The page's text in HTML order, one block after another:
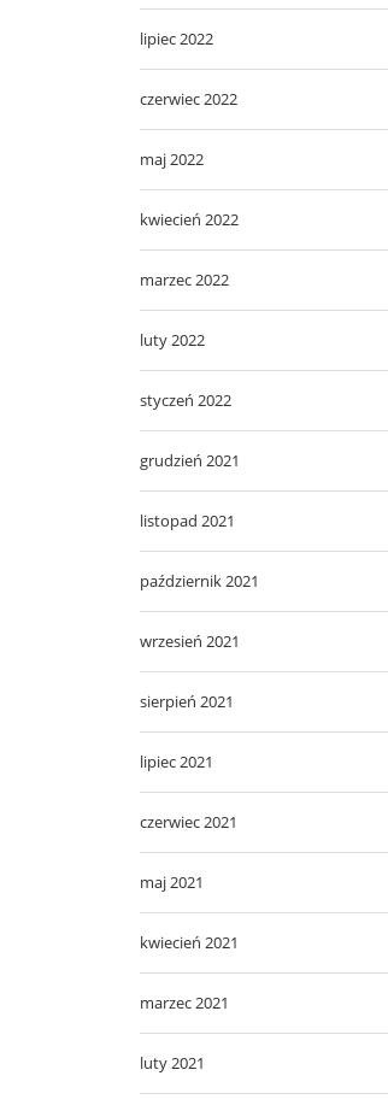
lipiec 2022
czerwiec 2022
maj 2022
kwiecień 2022
marzec 2022
luty 2022
styczeń 2022
grudzień 2021
listopad 2021
październik 2021
wrzesień 2021
sierpień 2021
lipiec 2021
czerwiec 2021
maj 2021
kwiecień 2021
marzec 2021
luty 2021